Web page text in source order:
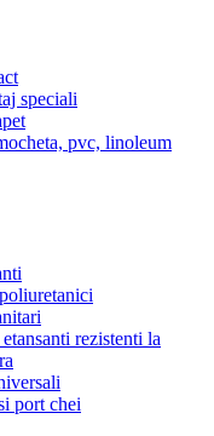
speciali
pvc, linoleum
rezistenti la
port chei